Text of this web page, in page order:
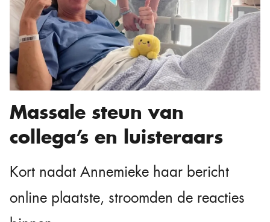
Massale steun van
collega’s en luisteraars
Kort nadat Annemieke haar bericht
online plaatste, stroomden de reacties